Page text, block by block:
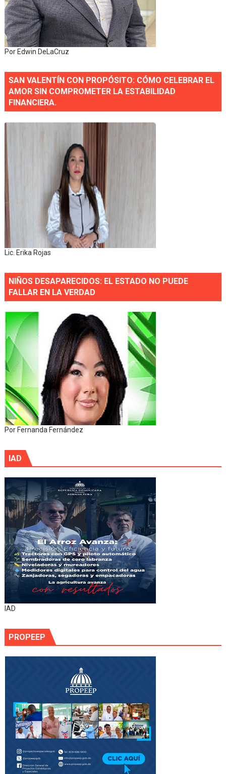
Por Edwin DeLaCruz
SAN VALENTÍN CON PROPÓSITO: CÓMO CELEBRAR EL
AMOR SIN COMPROMETER LA ESTABILIDAD
FINANCIERA.
Lic. Erika Rojas
NIÑOS DESAPARECIDOS: EL ESTADO NO PUEDE
FALLAR EN LA VERDAD
Por Fernanda Fernández
IAD
IAD
PROPEEP